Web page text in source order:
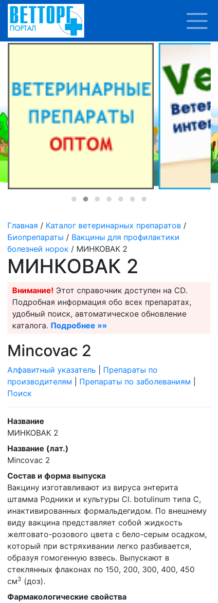
Главная / Каталог ветеринарных препаратов /
Биопрепараты / Вакцины для профилактики
болезней норок / МИНКОВАК 2
МИНКОВАК 2
Внимание! Этот справочник доступен на CD.
Подробная информация обо всех препаратах,
удобный поиск, автоматическое обновление
каталога. Подробнее »»
Mincovac 2
Алфавитный указатель
Препараты по
производителям
Препараты по заболеваниям
Поиск
Название
МИНКОВАК 2
Название (лат.)
Mincovac 2
Состав и форма выпуска
Вакцину изготавливают из вируса энтерита
штамма Родники и культуры Cl. botulinum типа С,
инактивированных формальдегидом. По внешнему
виду вакцина представляет собой жидкость
желтовато-розового цвета с бело-серым осадком,
который при встряхивании легко разбивается,
образуя гомогенную взвесь. Выпускают в
стеклянных флаконах по 150, 200, 300, 400, 450
см3 (доз).
Фармакологические свойства